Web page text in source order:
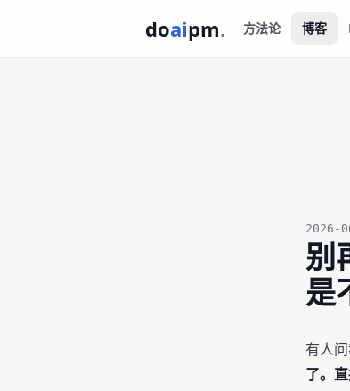
doaipm. 方法论 博客
2026-
别
是
有人
了。直